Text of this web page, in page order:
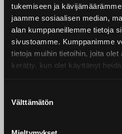
tukemiseen ja
jaamme sosiaalisen median,
alan kumppaneillemme tietoja
sivustoamme. Kumppanimme
tietoja muihin tietoihin, joita olet
kerätty, kun olet käyttänyt
valinta
Välttämätön
korotukseen pöydän
Karusellisorveissa
merkittävä etu
leukalaatikoihin , koska
puhdistamiseen ennen